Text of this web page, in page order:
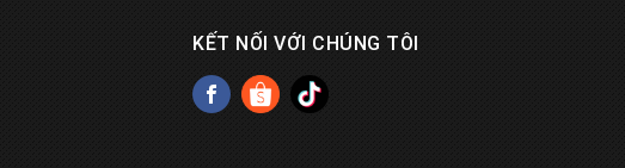
KẾT NỐI VỚI CHÚNG TÔI